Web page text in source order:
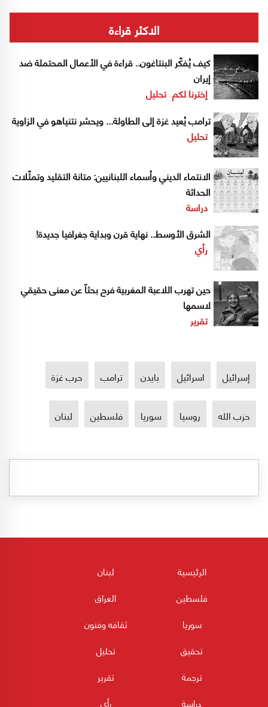
الاكثر قراءة
كيف يُفكّر البنتاغون.. قراءة في الأعمال المحتملة ضد
إيران
إخترنا لكم تحليل
ترامب يُعيد غزة إلى الطاولة... ويحشر نتنياهو في الزاوية
تحليل
الانتماء الديني وأسماء اللبنانيين: متانة التقليد وتمثّلات
الحداثة
دراسة
الشرق الأوسط.. نهاية قرن وبداية جغرافيا جديدة!
رأي
حين تهرب اللاعبة المغربية فرح بحثاً عن معنى حقيقي
لاسمها
تقرير
إسرائيل اسرائيل بايدن ترامب حرب غزة
حزب الله روسيا سوريا فلسطين لبنان
الرئيسية
لبنان
فلسطين
العراق
سوريا
ثقافه وفنون
تحقيق
تحليل
ترجمة
تقرير
دراسة
رأي